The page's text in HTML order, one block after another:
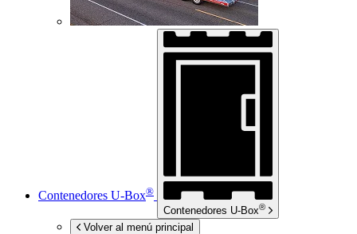
Contenedores U-Box®
Contenedores U-Box®
Volver al menú principal